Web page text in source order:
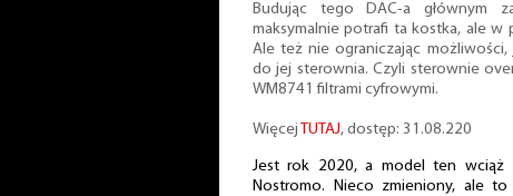
Budując tego DAC-a głównym
maksymalnie potrafi ta kostka, ale w
Ale też nie ograniczając
do jej sterownia. Czyli sterownie
WM8741 filtrami cyfrowymi.
Więcej TUTAJ, dostęp: 31.08.220
Jest rok 2020, a model ten wciąż
Nostromo. Nieco zmieniony, ale